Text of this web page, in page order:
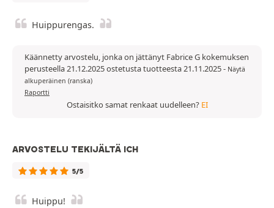
Huippurengas.
Käännetty arvostelu, jonka on jättänyt Fabrice G kokemuksen
perusteella 21.12.2025 ostetusta tuotteesta 21.11.2025- Näytä
alkuperäinen (ranska)
Raportti
Ostaisitko samat renkaat uudelleen? EI
ARVOSTELU TEKIJÄLTÄ ICH
5/5
Huippu!